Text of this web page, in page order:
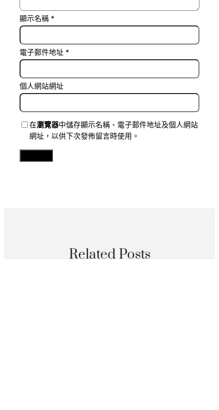
顯示名稱 *
電子郵件地址 *
個人網站網址
在瀏覽器中儲存顯示名稱、電子郵件地址及個人網站
網址，以供下次發佈留言時使用。
Related Posts